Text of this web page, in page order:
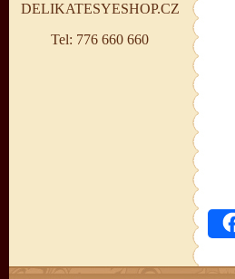
DELIKATESYESHOP.CZ
Tel: 776 660 660